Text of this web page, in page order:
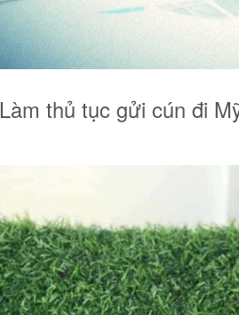
Làm thủ tục gửi cún đi